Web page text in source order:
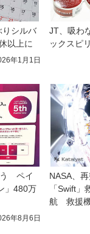
りシルバ
以上に
年1月1日
JT、吸わ
ックスピ
　ペイ
」480万
年8月6日
NASA、
「Swift
航　救援